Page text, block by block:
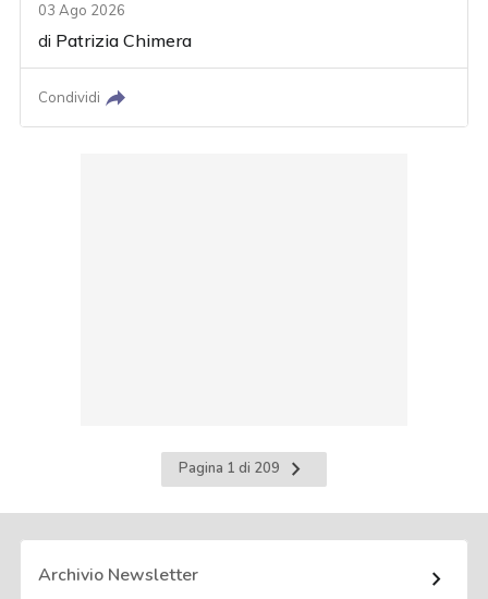
03 Ago 2026
di Patrizia Chimera
Condividi
Pagina 1 di 209
Pagina
successiva
Archivio Newsletter